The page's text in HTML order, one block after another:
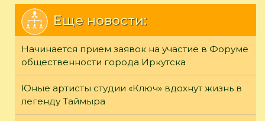
Еще новости:
Начинается прием заявок на участие в Форуме
общественности города Иркутска
Юные артисты студии «Ключ» вдохнут жизнь в
легенду Таймыра